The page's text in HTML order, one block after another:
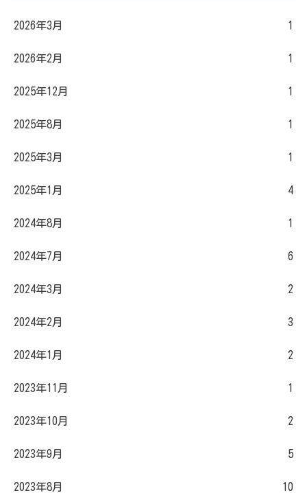
2026年3月 1
2026年2月 1
2025年12月 1
2025年8月 1
2025年3月 1
2025年1月 4
2024年8月 1
2024年7月 6
2024年3月 2
2024年2月 3
2024年1月 2
2023年11月 1
2023年10月 2
2023年9月 5
2023年8月 10